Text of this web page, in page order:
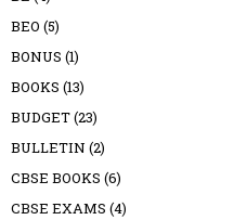
BEO (5)
BONUS (1)
BOOKS (13)
BUDGET(23)
BULLETIN (2)
CBSE BOOKS (6)
CBSE EXAMS (4)